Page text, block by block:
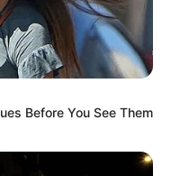
Before You See Them